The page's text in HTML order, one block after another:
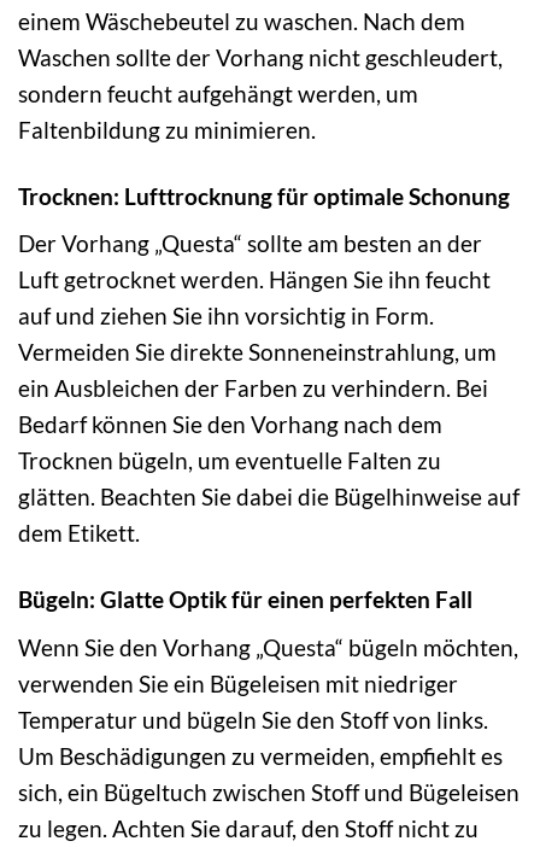
einem Wäschebeutel zu waschen. Nach dem
Waschen sollte der Vorhang nicht geschleudert,
sondern feucht aufgehängt werden, um
Faltenbildung zu minimieren.
Trocknen: Lufttrocknung für optimale Schonung
Der Vorhang „Questa“ sollte am besten an der
Luft getrocknet werden. Hängen Sie ihn feucht
auf und ziehen Sie ihn vorsichtig in Form.
Vermeiden Sie direkte Sonneneinstrahlung, um
ein Ausbleichen der Farben zu verhindern. Bei
Bedarf können Sie den Vorhang nach dem
Trocknen bügeln, um eventuelle Falten zu
glätten. Beachten Sie dabei die Bügelhinweise auf
dem Etikett.
Bügeln: Glatte Optik für einen perfekten Fall
Wenn Sie den Vorhang „Questa“ bügeln möchten,
verwenden Sie ein Bügeleisen mit niedriger
Temperatur und bügeln Sie den Stoff von links.
Um Beschädigungen zu vermeiden, empfiehlt es
sich, ein Bügeltuch zwischen Stoff und Bügeleisen
zu legen. Achten Sie darauf, den Stoff nicht zu